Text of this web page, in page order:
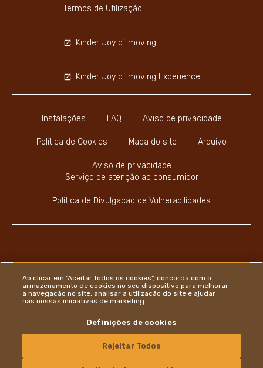
CONTACTE-NOS
Instalações FAQ Aviso de privacidade
Política de Cookies Mapa do site Arquivo
Aviso de privacidade
Serviço de atenção ao consumidor
Politica de Divulgacao de Vulnerabilidades
Termos de Utilização
Kinder Joy of moving
Kinder Joy of moving Experience
Youtube Channel
Instagram
LinkedIn
Ao clicar em "Aceitar todos os cookies", concorda com o
armazenamento de cookies no seu dispositivo para melhorar
a navegação no site, analisar a utilização do site e ajudar
nas nossas iniciativas de marketing.
Definições de cookies
Rejeitar Todos